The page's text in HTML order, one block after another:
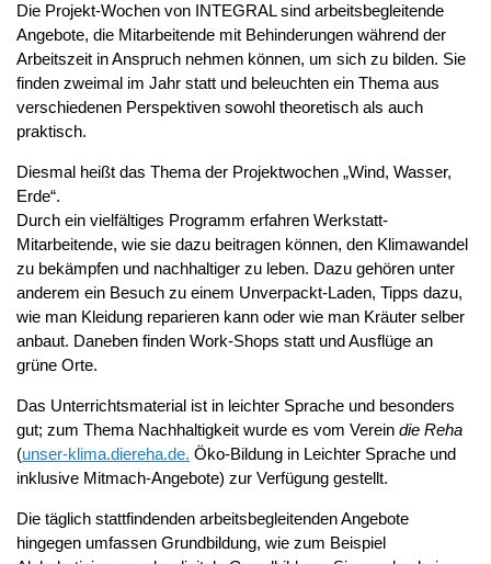
Die Projekt-Wochen von INTEGRAL sind arbeitsbegleitende
Angebote, die Mitarbeitende mit Behinderungen während der
Arbeitszeit in Anspruch nehmen können, um sich zu bilden. Sie
finden zweimal im Jahr statt und beleuchten ein Thema aus
verschiedenen Perspektiven sowohl theoretisch als auch
praktisch.
Diesmal heißt das Thema der Projektwochen „Wind, Wasser,
Erde“.
Durch ein vielfältiges Programm erfahren Werkstatt-
Mitarbeitende, wie sie dazu beitragen können, den Klimawandel
zu bekämpfen und nachhaltiger zu leben. Dazu gehören unter
anderem ein Besuch zu einem Unverpackt-Laden, Tipps dazu,
wie man Kleidung reparieren kann oder wie man Kräuter selber
anbaut. Daneben finden Work-Shops statt und Ausflüge an
grüne Orte.
Das Unterrichtsmaterial ist in leichter Sprache und besonders
gut; zum Thema Nachhaltigkeit wurde es vom Verein die Reha
(unser-klima.diereha.de. Öko-Bildung in Leichter Sprache und
inklusive Mitmach‑Angebote) zur Verfügung gestellt.
Die täglich stattfindenden arbeitsbegleitenden Angebote
hingegen umfassen Grundbildung, wie zum Beispiel